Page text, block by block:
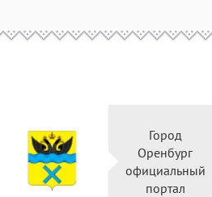
Город
Оренбург
официальный
портал